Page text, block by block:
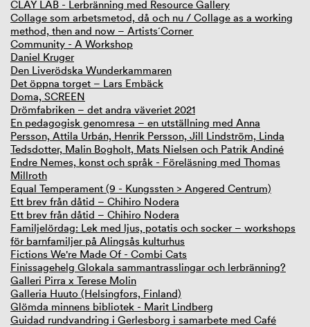
CLAY LAB - Lerbränning med Resource Gallery
Collage som arbetsmetod, då och nu / Collage as a working
method, then and now – Artists´Corner
Community - A Workshop
Daniel Kruger
Den Liverödska Wunderkammaren
Det öppna torget – Lars Embäck
Doma, SCREEN
Drömfabriken – det andra väveriet 2021
En pedagogisk genomresa – en utställning med Anna
Persson, Attila Urbán, Henrik Persson, Jill Lindström, Linda
Tedsdotter, Malin Bogholt, Mats Nielsen och Patrik Andiné
Endre Nemes, konst och språk - Föreläsning med Thomas
Millroth
Equal Temperament (9 - Kungssten > Angered Centrum)
Ett brev från dåtid – Chihiro Nodera
Ett brev från dåtid – Chihiro Nodera
Familjelördag: Lek med ljus, potatis och socker – workshops
för barnfamiljer på Alingsås kulturhus
Fictions We're Made Of - Combi Cats
Finissagehelg Glokala sammantrasslingar och lerbränning?
Galleri Pirra x Terese Molin
Galleria Huuto (Helsingfors, Finland)
Glömda minnens bibliotek - Marit Lindberg
Guidad rundvandring i Gerlesborg i samarbete med Café